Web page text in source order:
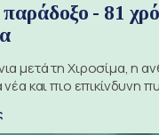
- 81
μετά τη Χιροσίμα, η
νέα και πιο επικίνδυνη